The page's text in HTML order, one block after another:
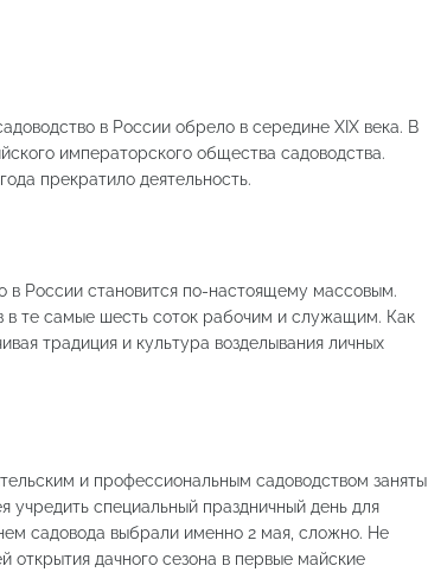
в России обрело в середине XIX века. В
императорского общества садоводства.
прекратило деятельность.
в России становится по-настоящему массовым.
в те самые шесть соток рабочим и служащим. Как
традиция и культура возделывания личных
и профессиональным садоводством заняты
специальный праздничный день для
садовода выбрали именно 2 мая, сложно. Не
открытия дачного сезона в первые майские